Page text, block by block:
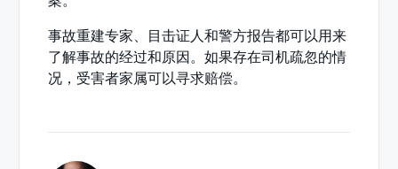
事故重建专家、目击证人和警方报告都可以用来
了解事故的经过和原因。如果存在司机疏忽的情
况，受害者家属可以寻求赔偿。